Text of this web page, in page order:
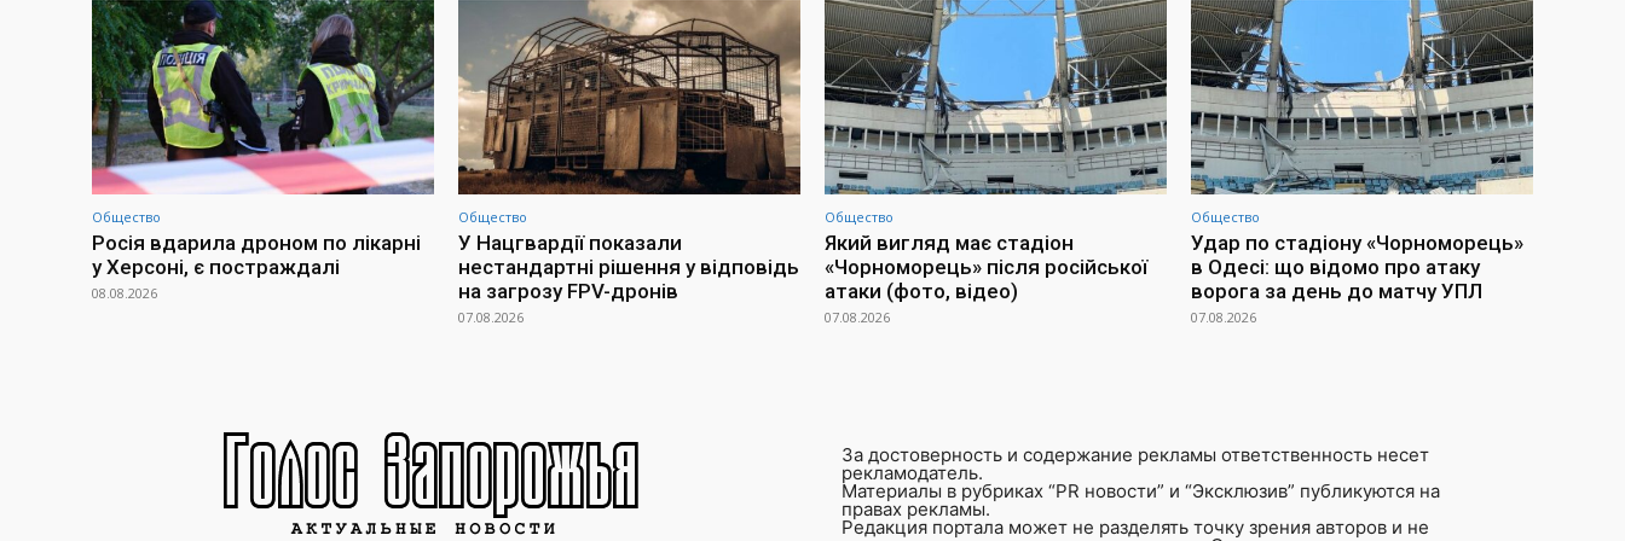
Общество
Росія вдарила дроном по лікарні
у Херсоні, є постраждалі
08.08.2026
Общество
У Нацгвардії показали
нестандартні рішення у відповідь
на загрозу FPV-дронів
07.08.2026
Общество
Який вигляд має стадіон
«Чорноморець» після російської
атаки (фото, відео)
07.08.2026
Общество
Удар по стадіону «Чорноморець»
в Одесі: що відомо про атаку
ворога за день до матчу УПЛ
07.08.2026
За достоверность и содержание рекламы ответственность несет
рекламодатель.
Материалы в рубриках “PR новости” и “Эксклюзив” публикуются на
правах рекламы.
Редакция портала может не разделять точку зрения авторов и не